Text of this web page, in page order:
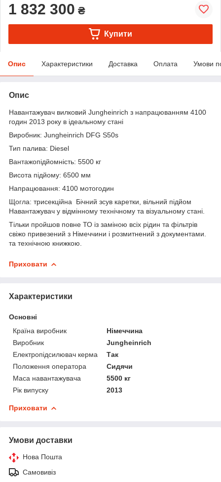
1 832 300 ₴
Купити
Опис Характеристики Доставка Оплата Умови
Опис
Навантажувач вилковий Jungheinrich з напрацюванням 4100
годин 2013 року в ідеальному стані
Виробник: Jungheinrich DFG S50s
Тип палива: Diesel
Вантажопідйомність: 5500 кг
Висота підйому: 6500 мм
Напрацювання: 4100 мотогодин
Щогла: трисекційна Бічний зсув каретки, вільний підйом
Навантажувач у відмінному технічному та візуальному стані.
Тільки пройшов повне ТО із заміною всіх рідин та фільтрів
свіжо привезений з Німеччини і розмитнений з документами.
та технічною книжкою.
Приховати
Характеристики
Основні
Країна виробник
Німеччина
Виробник
Jungheinrich
Електропідсилювач керма
Так
Положення оператора
Сидячи
Маса навантажувача
5500 кг
Рік випуску
2013
Приховати
Умови доставки
Нова Пошта
Самовивіз